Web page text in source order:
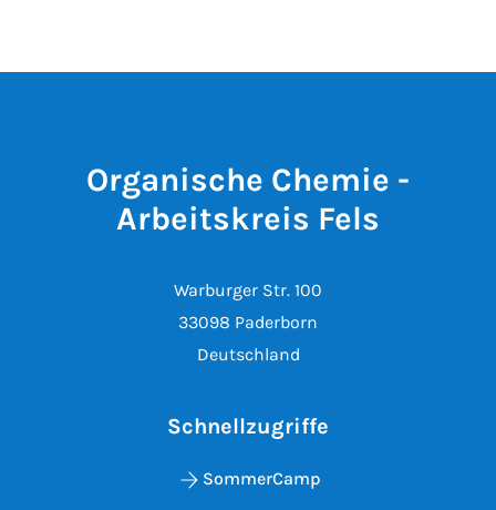
Organische Chemie -
Arbeitskreis Fels
Warburger Str. 100
33098 Paderborn
Deutschland
Schnellzugriffe
SommerCamp